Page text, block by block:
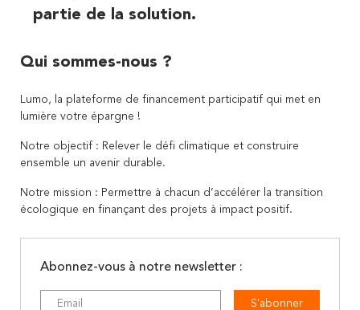
partie de la solution.
Qui sommes-nous ?
Lumo, la plateforme de financement participatif qui met en
lumière votre épargne !
Notre objectif : Relever le défi climatique et construire
ensemble un avenir durable.
Notre mission : Permettre à chacun d’accélérer la transition
écologique en finançant des projets à impact positif.
Abonnez-vous à notre newsletter :
S'abonner